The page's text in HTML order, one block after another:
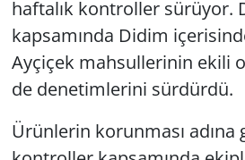
haftalık kontroller sürüyor.
kapsamında Didim
Ayçiçek mahsullerinin ekili
de denetimlerini sürdürdü.
Ürünlerin korunması adına
SPOR
Yerel